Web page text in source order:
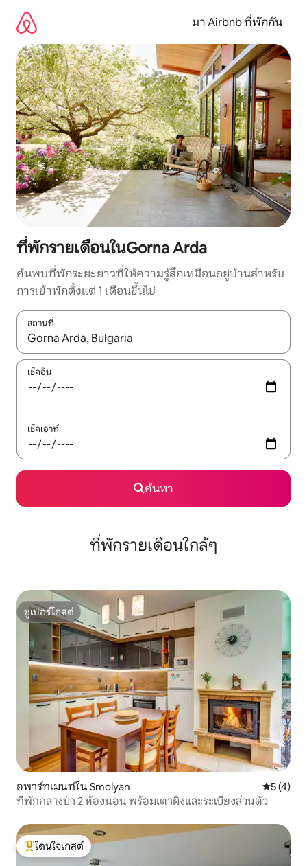
เนื้อหา
มา Airbnb ที่พักกัน
ที่พักรายเดือนในGorna Arda
ค้นพบที่พักระยะยาวที่ให้ความรู้สึกเหมือนอยู่บ้านสำหรับ
การเข้าพักตั้งแต่ 1 เดือนขึ้นไป
สถานที่
ใช้ลูกศรขึ้นลง หรือใช้การสัมผัสหรือปัด เพื่อสำรวจผลการค้นหา
เช็คอิน
เช็คเอาท์
ค้นหา
ที่พักรายเดือนใกล้ๆ
ซูเปอร์โฮสต์
ซูเปอร์โฮสต์
อพาร์ทเมนท์ใน Smolyan คะแนนเฉ
5 (4)
ที่พักกลางป่า 2 ห้องนอน พร้อมเตาผิงและระเบียงส่วนตัว
โดนใจเกสต์ที่สุด
โดนใจเกสต์